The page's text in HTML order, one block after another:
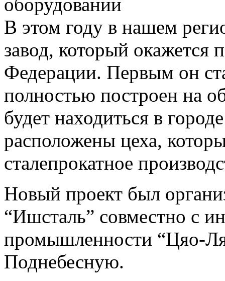
В этом году в нашем
завод, который окажется
Федерации. Первым он
полностью построен на
будет находиться в
расположены цеха,
сталепрокатное
Новый проект был
“Ишсталь” совместно с
промышленности “Цяо-
Поднебесную.